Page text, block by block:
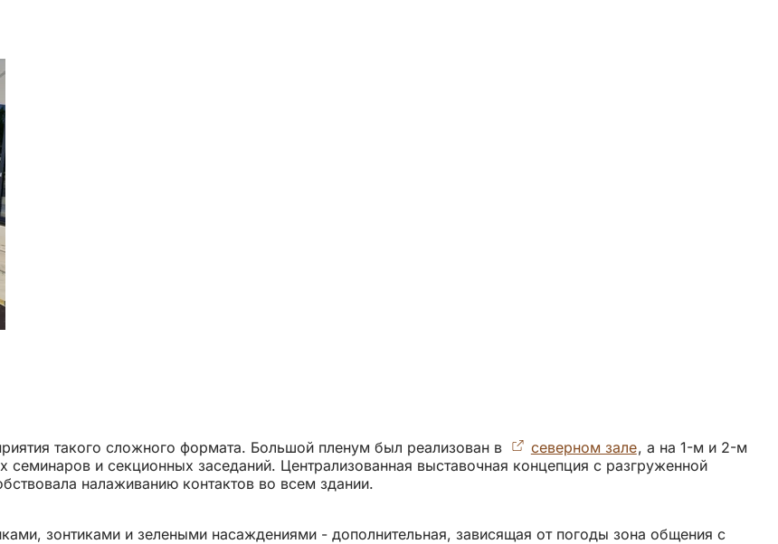
такого сложного формата. Большой пленум был реализован в
северном зале(Открывается
в
, а на 1-м и 2-м
и секционных заседаний. Централизованная выставочная концепция с разгруженной
налаживанию контактов во всем здании.
зонтиками и зелеными насаждениями - дополнительная, зависящая от погоды зона общения с